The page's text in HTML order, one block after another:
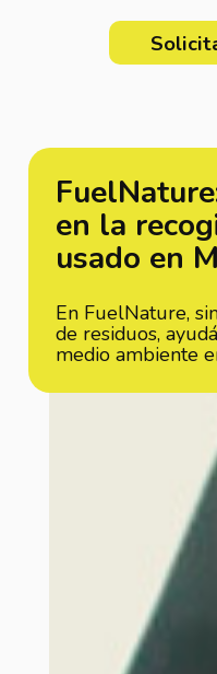
en la
usado en
En FuelNature,
de residuos,
medio ambiente